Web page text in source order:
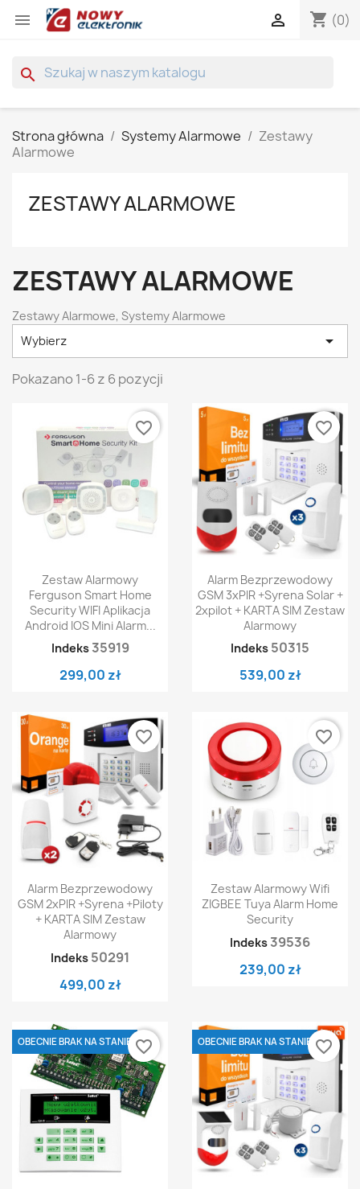
 shopping_cart (0)

search
Strona główna Systemy Alarmowe
Zestawy
Alarmowe
ZESTAWY ALARMOWE
ZESTAWY ALARMOWE
Zestawy Alarmowe, Systemy Alarmowe
Wybierz

Pokazano 1-6 z 6 pozycji
Zestaw Alarmowy
Ferguson Smart Home
Security WIFI Aplikacja
Android IOS Mini Alarm...
Indeks 35919
299,00 zł
favorite_border
Alarm Bezprzewodowy
GSM 3xPIR +syrena Solar +
2xpilot + KARTA SIM Zestaw
Alarmowy
Indeks 50315
539,00 zł
favorite_border
Alarm Bezprzewodowy
GSM 2xPIR +syrena +piloty
+ KARTA SIM Zestaw
Alarmowy
Indeks 50291
499,00 zł
favorite_border
Zestaw Alarmowy Wifi
ZIGBEE Tuya Alarm Home
Security
Indeks 39536
239,00 zł
favorite_border
OBECNIE BRAK NA STANIE favorite_border OBECNIE BRAK NA STANIE favorite_border